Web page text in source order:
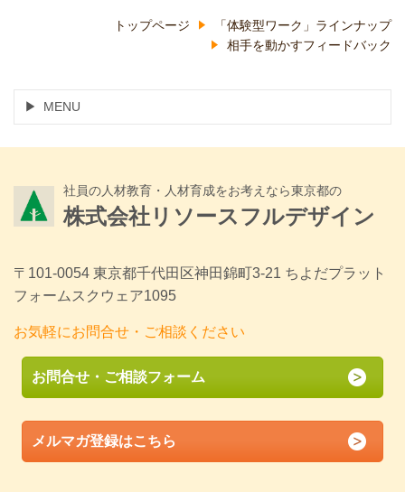
トップページ
「体験型ワーク」ラインナップ
相手を動かすフィードバック
MENU
社員の人材教育・人材育成をお考えなら東京都の
株式会社リソースフルデザイン
〒101-0054 東京都千代田区神田錦町3-21 ちよだプラット
フォームスクウェア1095
お気軽にお問合せ・ご相談ください
お問合せ・ご相談フォーム
メルマガ登録はこちら